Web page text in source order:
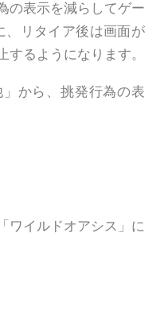
の表示を減らしてゲー
、リタイア後は画面が
するようになります。
から、挑発行為の表
ワイルドオアシス」に